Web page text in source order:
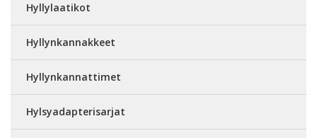
Hyllylaatikot
Hyllynkannakkeet
Hyllynkannattimet
Hylsyadapterisarjat